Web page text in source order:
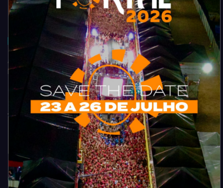
Acompanhe todas as novidades do entretenimento na região de
Fortaleza. Dicas, promoções, coberturas exclusivas e muito mais.
Categorias